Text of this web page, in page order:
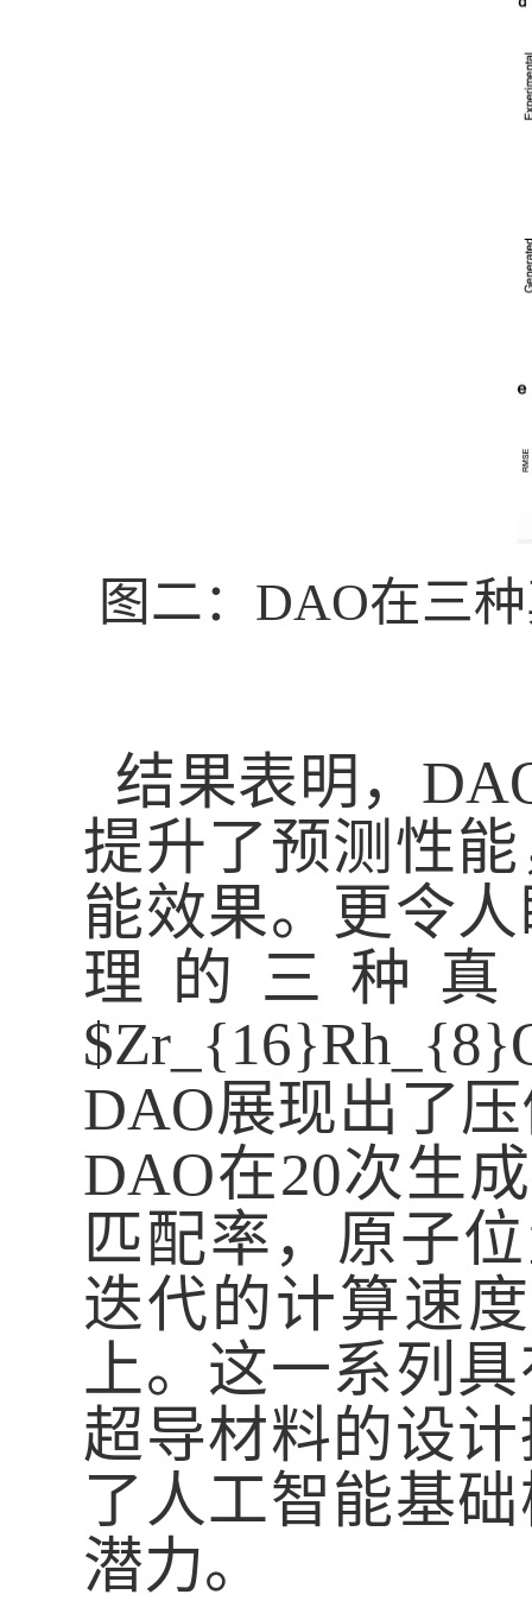
图二： DAO在三
结果表明，
提升了预测性
能效果。更令
理的三种
DAO展现出了
DAO在20次生
匹配率，原子
迭代的计算速
上。这一系列
超导材料的设
了人工智能基
潜力。